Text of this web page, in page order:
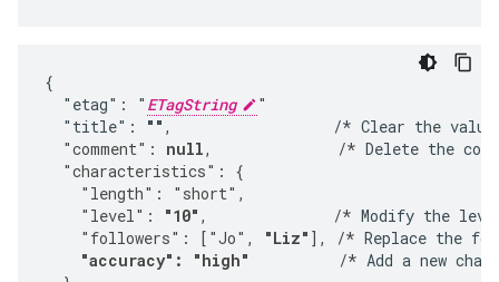
{
  "etag": "
ETagString
"
  "title":
"" ,                  /* Clear the value
  "comment":
null,              /* Delete the
  "characteristics": {
    "length": "short",
    "level":
"10" ,              /* Modify the
    "followers": ["Jo",
"Liz" ], /* Replace the
"accuracy": "high"
          /*
Add a new